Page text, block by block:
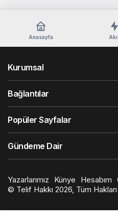
Anasayfa
Kurumsal
Bağlantılar
Popüler Sayfalar
Gündeme Dair
Yazarlarımız Künye Hesabım
© Telif Hakkı 2026, Tüm Hakları